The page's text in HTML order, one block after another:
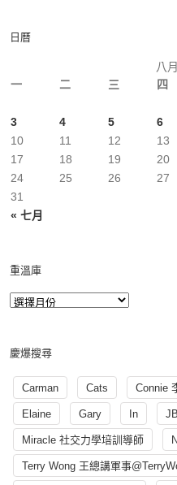
日曆
八
一
二 三 四
« 七月
3
4 5 6
10
11 12 13
17
18 19 20
24
25 26 27
31
重溫庫
慶爆搜尋
Carman Cats Connie
Elaine Gary In
Miracle 社交力學培訓導師
Terry Wong 王總講軍事